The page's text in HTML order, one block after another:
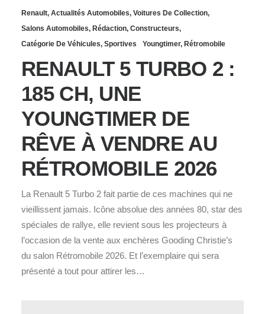
Renault, Actualités Automobiles, Voitures De Collection,
Salons Automobiles, Rédaction, Constructeurs,
Catégorie De Véhicules, Sportives Youngtimer, Rétromobile
RENAULT 5 TURBO 2 :
185 CH, UNE
YOUNGTIMER DE
RÊVE À VENDRE AU
RÉTROMOBILE 2026
La Renault 5 Turbo 2 fait partie de ces machines qui ne
vieillissent jamais. Icône absolue des années 80, star des
spéciales de rallye, elle revient sous les projecteurs à
l’occasion de la vente aux enchères Gooding Christie’s
du salon Rétromobile 2026. Et l’exemplaire qui sera
présenté a tout pour attirer les…